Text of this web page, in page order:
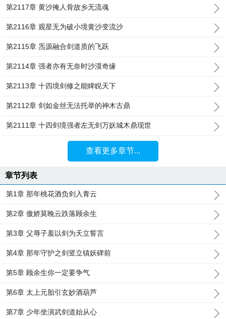
第2117章 黄沙掩人骨故乡无流魂
第2116章 观星无为破小境黄沙变流沙
第2115章 炁源融合剑道质的飞跃
第2114章 强者亦有无奈时沙漠奇缘
第2113章 十四境剑修之能睥睨天下
第2112章 剑如金丝无法托举的神木古鼎
第2111章 十四剑境强者左无剑万妖城木鼎现世
查看更多章节...
章节列表
第1章 那年桃花酒负剑入青云
第2章 傲娇莫晚云跌落顾余生
第3章 父辱子羞以剑为天立誓言
第4章 那年守护之剑竖立镇妖碑前
第5章 顾余生你一定要争气
第6章 太上元胎引玄妙酒葫芦
第7章 少年坐演武剑道始从心